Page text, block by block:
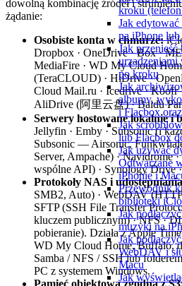
kroku
Jak
na iPhone
Jak
po kroku
Jak
albumy,
i Flacbox
Jak
lub Flacbox
Jak używać
Odtwarzane
iPhonie i
Przewodnik
biblioteki
Jak
muzyki na
Jak
WebDAV i
Macu
Jak
dowolną kombinację źródeł i
żądanie:
Osobiste konta w chmurze:
Dropbox · OneDrive · Box ·
MediaFire · WD My Cloud
(TeraCLOUD) · HiDrive ·
Cloud Mail.ru · Icedrive · Koofr
AliDrive (阿里云盘) · Baidu
Serwery hostowane lokalnie i
Jellyfin · Emby · Subsonic (i
Subsonic — Airsonic,
Server, Ampache) · Navidrome
wspólne API) · Synology Drive
Protokoły NAS i
SMB2, Auto) · WebDAV
SFTP (SSH File Transfer
kluczem publicznym) · NFS ·
pobieranie). Działa z Apple
WD My Cloud Home, Buffalo,
Samba / NFS / SSH lub
PC z systemem Windows.